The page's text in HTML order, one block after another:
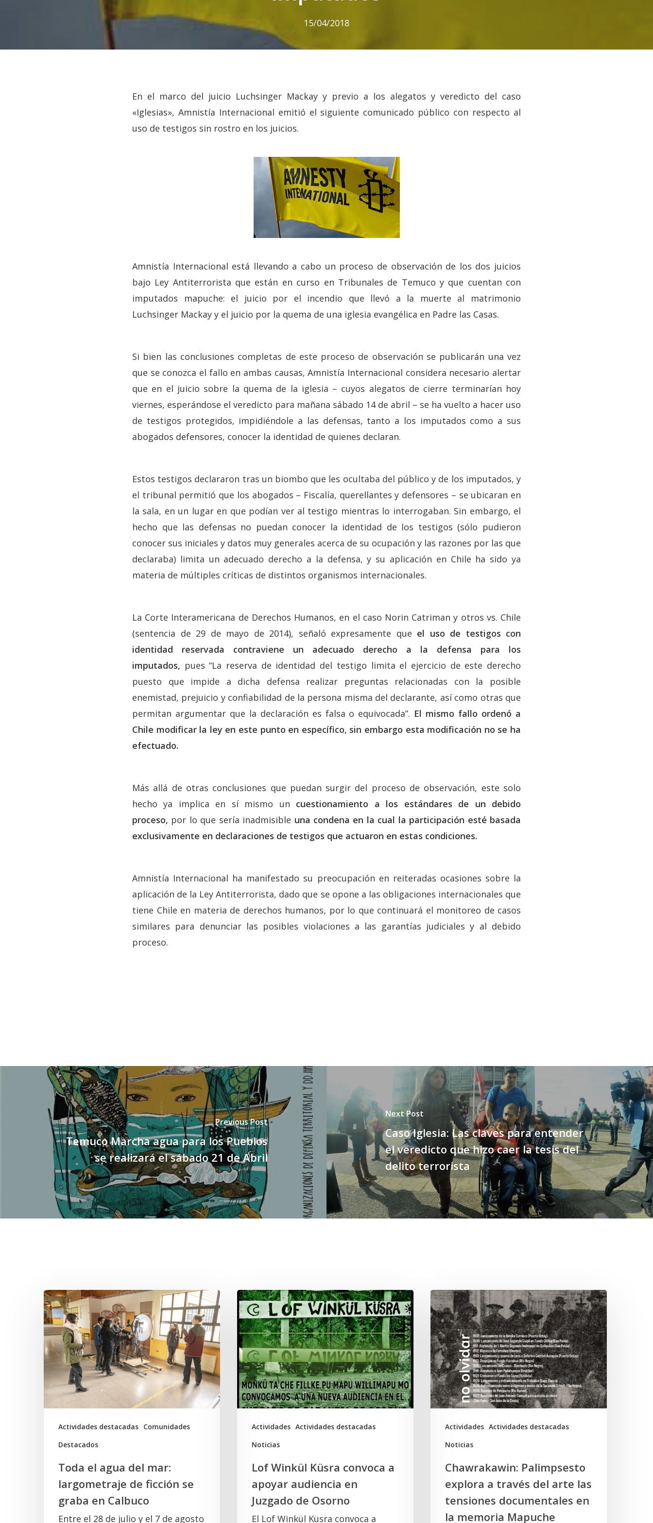
15/04/2018
En el marco del juicio Luchsinger Mackay y previo a los alegatos y veredicto del caso
«Iglesias», Amnistía Internacional emitió el siguiente comunicado público con respecto al
uso de testigos sin rostro en los juicios.
Amnistía Internacional está llevando a cabo un proceso de observación de los dos juicios
bajo Ley Antiterrorista que están en curso en Tribunales de Temuco y que cuentan con
imputados mapuche: el juicio por el incendio que llevó a la muerte al matrimonio
Luchsinger Mackay y el juicio por la quema de una iglesia evangélica en Padre las Casas.
Si bien las conclusiones completas de este proceso de observación se publicarán una vez
que se conozca el fallo en ambas causas, Amnistía Internacional considera necesario alertar
que en el juicio sobre la quema de la iglesia – cuyos alegatos de cierre terminarían hoy
viernes, esperándose el veredicto para mañana sábado 14 de abril – se ha vuelto a hacer uso
de testigos protegidos, impidiéndole a las defensas, tanto a los imputados como a sus
abogados defensores, conocer la identidad de quienes declaran.
Estos testigos declararon tras un biombo que les ocultaba del público y de los imputados, y
el tribunal permitió que los abogados – Fiscalía, querellantes y defensores – se ubicaran en
la sala, en un lugar en que podían ver al testigo mientras lo interrogaban. Sin embargo, el
hecho que las defensas no puedan conocer la identidad de los testigos (sólo pudieron
conocer sus iniciales y datos muy generales acerca de su ocupación y las razones por las que
declaraba) limita un adecuado derecho a la defensa, y su aplicación en Chile ha sido ya
materia de múltiples críticas de distintos organismos internacionales.
La Corte Interamericana de Derechos Humanos, en el caso Norin Catriman y otros vs. Chile
(sentencia de 29 de mayo de 2014), señaló expresamente que el uso de testigos con
identidad reservada contraviene un adecuado derecho a la defensa para los
imputados, pues “La reserva de identidad del testigo limita el ejercicio de este derecho
puesto que impide a dicha defensa realizar preguntas relacionadas con la posible
enemistad, prejuicio y confiabilidad de la persona misma del declarante, así como otras que
permitan argumentar que la declaración es falsa o equivocada”. El mismo fallo ordenó a
Chile modificar la ley en este punto en específico, sin embargo esta modificación no se ha
efectuado.
Más allá de otras conclusiones que puedan surgir del proceso de observación, este solo
hecho ya implica en sí mismo un cuestionamiento a los estándares de un debido
proceso, por lo que sería inadmisible una condena en la cual la participación esté basada
exclusivamente en declaraciones de testigos que actuaron en estas condiciones.
Amnistía Internacional ha manifestado su preocupación en reiteradas ocasiones sobre la
aplicación de la Ley Antiterrorista, dado que se opone a las obligaciones internacionales que
tiene Chile en materia de derechos humanos, por lo que continuará el monitoreo de casos
similares para denunciar las posibles violaciones a las garantías judiciales y al debido
proceso.
Previous Post
Temuco Marcha agua para los Pueblos
se realizará el sábado 21 de Abril
Next Post
Caso Iglesia: Las claves para entender
el veredicto que hizo caer la tesis del
delito terrorista
Actividades destacadas Comunidades
Destacados
Toda
el
agua
del
mar:
largometraje
de
ficción
graba
Calbuco
Toda el agua del mar:
largometraje de ficción se
graba en Calbuco
Entre el 28 de julio y el 7 de agosto
Actividades Actividades destacadas
Noticias
Lof
Winkül
Küsra
convoca
a
apoyar
audiencia
en
Juzgado
Lof Winkül Küsra convoca a
apoyar audiencia en
Juzgado de Osorno
El Lof Winkül Küsra convoca a
Actividades Actividades destacadas
Noticias
Chawrakawin:
Palimpsesto
explora
a
través
del
arte
las
tensiones
documentales
memoria
Mapuche
Chawrakawin: Palimpsesto
explora a través del arte las
tensiones documentales en
la memoria Mapuche